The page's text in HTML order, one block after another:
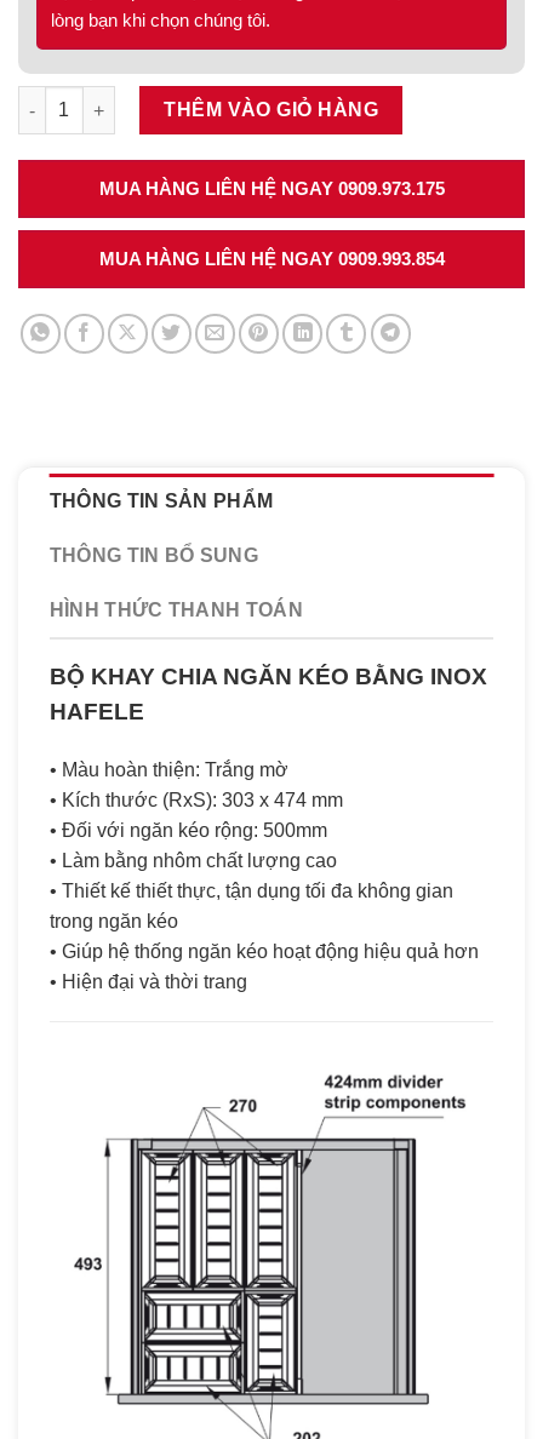
lòng bạn khi chọn chúng tôi.
Bộ khay chia ngăn kéo Inox rộng 500mm màu trắng mờ Hafele
THÊM VÀO GIỎ HÀNG
MUA HÀNG LIÊN HỆ NGAY 0909.973.175
MUA HÀNG LIÊN HỆ NGAY 0909.993.854
THÔNG TIN SẢN PHẨM
THÔNG TIN BỔ SUNG
HÌNH THỨC THANH TOÁN
BỘ KHAY CHIA NGĂN KÉO BẰNG INOX
HAFELE
• Màu hoàn thiện: Trắng mờ
• Kích thước (RxS): 303 x 474 mm
• Đối với ngăn kéo rộng: 500mm
• Làm bằng nhôm chất lượng cao
• Thiết kế thiết thực, tận dụng tối đa không gian
trong ngăn kéo
• Giúp hệ thống ngăn kéo hoạt động hiệu quả hơn
• Hiện đại và thời trang